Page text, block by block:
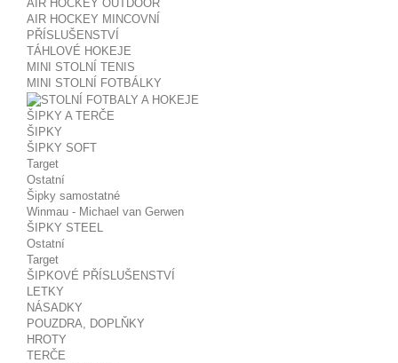
AIR HOCKEY OUTDOOR
AIR HOCKEY MINCOVNÍ
PŘÍSLUŠENSTVÍ
TÁHLOVÉ HOKEJE
MINI STOLNÍ TENIS
MINI STOLNÍ FOTBÁLKY
ŠIPKY A TERČE
ŠIPKY
ŠIPKY SOFT
Target
Ostatní
Šipky samostatné
Winmau - Michael van Gerwen
ŠIPKY STEEL
Ostatní
Target
ŠIPKOVÉ PŘÍSLUŠENSTVÍ
LETKY
NÁSADKY
POUZDRA, DOPLŇKY
HROTY
TERČE